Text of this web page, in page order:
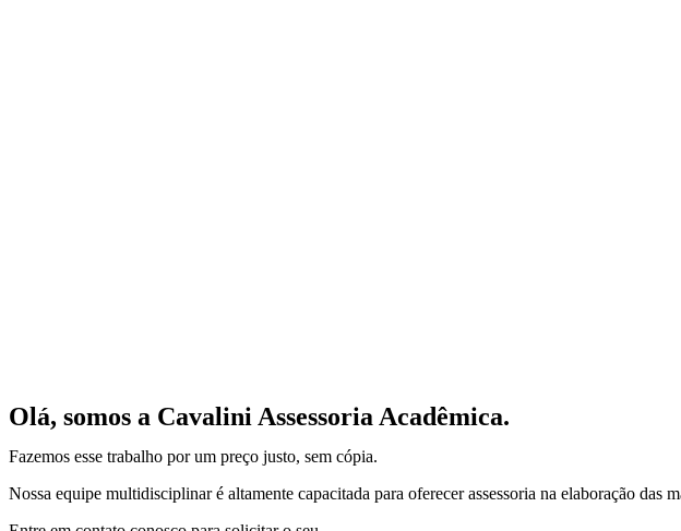
Olá, somos a Cavalini Assessoria Acadêmica.
Fazemos esse trabalho por um preço justo, sem cópia.
Nossa equipe multidisciplinar é altamente capacitada para oferecer assessoria na elaboração